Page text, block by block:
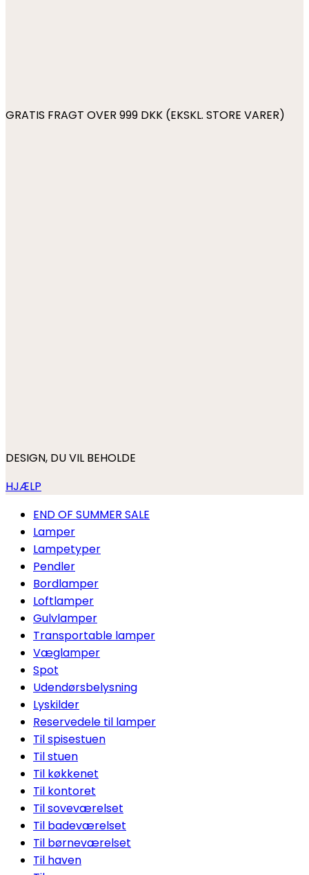
GRATIS FRAGT OVER 999 DKK (EKSKL. STORE VARER)
DESIGN, DU VIL BEHOLDE
HJÆLP
END OF SUMMER SALE
Lamper
Lampetyper
Pendler
Bordlamper
Loftlamper
Gulvlamper
Transportable lamper
Væglamper
Spot
Udendørsbelysning
Lyskilder
Reservedele til lamper
Til spisestuen
Til stuen
Til køkkenet
Til kontoret
Til soveværelset
Til badeværelset
Til børneværelset
Til haven